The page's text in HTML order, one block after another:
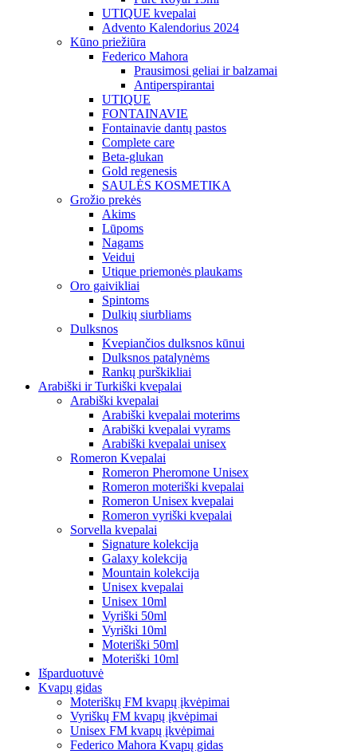
UTIQUE kvepalai
Advento Kalendorius 2024
Kūno priežiūra
Federico Mahora
Prausimosi geliai ir balzamai
Antiperspirantai
UTIQUE
FONTAINAVIE
Fontainavie dantų pastos
Complete care
Beta-glukan
Gold regenesis
SAULĖS KOSMETIKA
Grožio prekės
Akims
Lūpoms
Nagams
Veidui
Utique priemonės plaukams
Oro gaivikliai
Spintoms
Dulkių siurbliams
Dulksnos
Kvepiančios dulksnos kūnui
Dulksnos patalynėms
Rankų purškikliai
Arabiški ir Turkiški kvepalai
Arabiški kvepalai
Arabiški kvepalai moterims
Arabiški kvepalai vyrams
Arabiški kvepalai unisex
Romeron Kvepalai
Romeron Pheromone Unisex
Romeron moteriški kvepalai
Romeron Unisex kvepalai
Romeron vyriški kvepalai
Sorvella kvepalai
Signature kolekcija
Galaxy kolekcija
Mountain kolekcija
Unisex kvepalai
Unisex 10ml
Vyriški 50ml
Vyriški 10ml
Moteriški 50ml
Moteriški 10ml
Išparduotuvė
Kvapų gidas
Moteriškų FM kvapų įkvėpimai
Vyriškų FM kvapų įkvėpimai
Unisex FM kvapų įkvėpimai
Federico Mahora Kvapų gidas